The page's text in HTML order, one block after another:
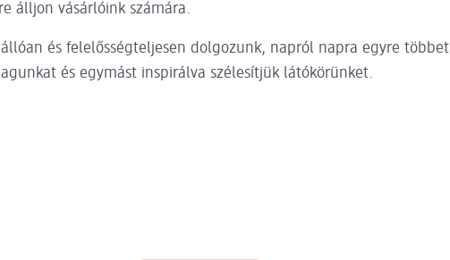
álljon vásárlóink számára.
és felelősségteljesen dolgozunk, napról napra egyre többet
és egymást inspirálva szélesítjük látókörünket.